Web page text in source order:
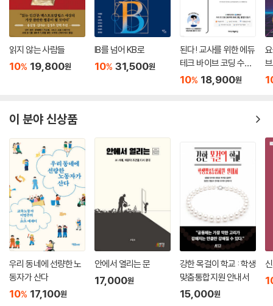
읽지 않는 사람들
10% 19,800원
IB를 넘어 KB로
10% 31,500원
된다! 교사를 위한 에듀
테크 바이브 코딩 수업
활용법
10% 18,900원
h
이 분야 신상품
우리 동네에 선량한 노
동자가 산다
10% 17,100원
안에서 열리는 문
17,000원
강한 목걸이 학교 : 학생
맞춤통합지원 안내서
15,000원